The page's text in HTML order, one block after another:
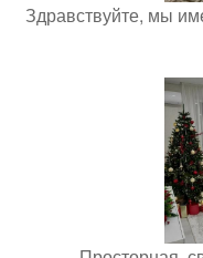
Здравствуйте, мы